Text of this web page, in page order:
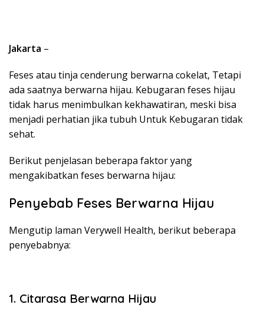
Jakarta –
Feses atau tinja cenderung berwarna cokelat, Tetapi
ada saatnya berwarna hijau. Kebugaran feses hijau
tidak harus menimbulkan kekhawatiran, meski bisa
menjadi perhatian jika tubuh Untuk Kebugaran tidak
sehat.
Berikut penjelasan beberapa faktor yang
mengakibatkan feses berwarna hijau:
Penyebab Feses Berwarna Hijau
Mengutip laman Verywell Health, berikut beberapa
penyebabnya:
1. Citarasa Berwarna Hijau